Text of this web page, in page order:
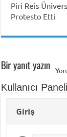
Piri Reis
Protesto Etti
Bir yanıt yazın
Kullanıcı Paneli
Giriş